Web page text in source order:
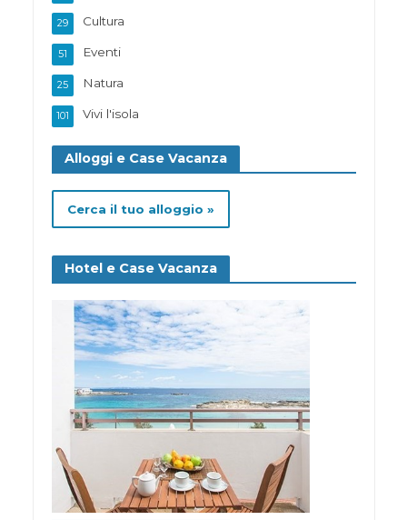
Cultura
29
Eventi
51
Natura
25
Vivi l'isola
101
Alloggi e Case Vacanza
Cerca il tuo alloggio »
Hotel e Case Vacanza